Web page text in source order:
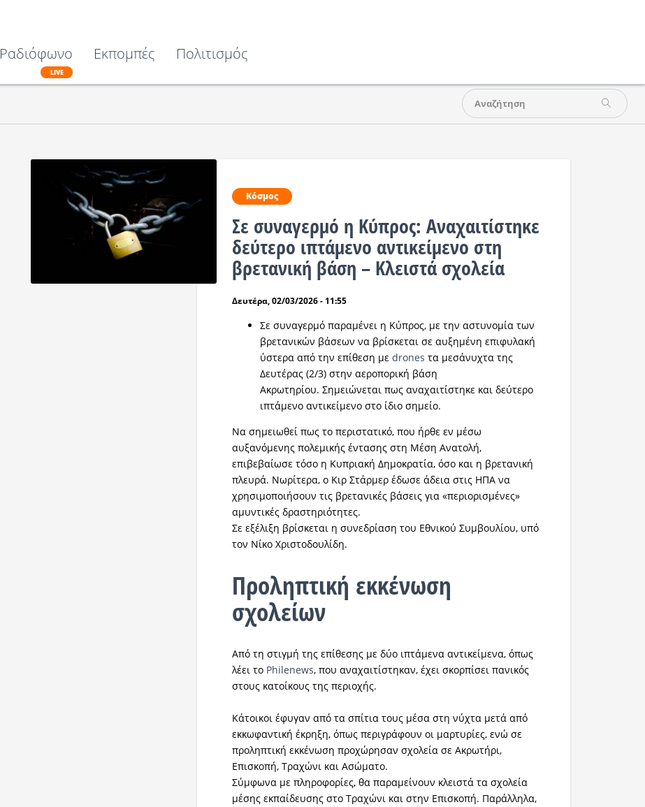
Ραδιόφωνο
LIVE
Εκπομπές Πολιτισμός
Κόσμος
Σε συναγερμό η Κύπρος: Αναχαιτίστηκε
δεύτερο ιπτάμενο αντικείμενο στη
βρετανική βάση – Κλειστά σχολεία
Δευτέρα, 02/03/2026 - 11:55
Σε συναγερμό παραμένει η Κύπρος, με την αστυνομία των
βρετανικών βάσεων να βρίσκεται σε αυξημένη επιφυλακή
ύστερα από την επίθεση μεdronesτα μεσάνυχτα της
Δευτέρας (2/3) στην αεροπορική βάση
Ακρωτηρίου. Σημειώνεται πως αναχαιτίστηκε και δεύτερο
ιπτάμενο αντικείμενο στο ίδιο σημείο.
Να σημειωθεί πως το περιστατικό, που ήρθε εν μέσω
αυξανόμενης πολεμικής έντασης στη Μέση Ανατολή,
επιβεβαίωσε τόσο η Κυπριακή Δημοκρατία, όσο και η βρετανική
πλευρά. Νωρίτερα, ο Κιρ Στάρμερ έδωσε άδεια στις ΗΠΑ να
χρησιμοποιήσουν τις βρετανικές βάσεις για «περιορισμένες»
αμυντικές δραστηριότητες.
Σε εξέλιξη βρίσκεται η συνεδρίαση του Εθνικού Συμβουλίου, υπό
τον Νίκο Χριστοδουλίδη.
Προληπτική εκκένωση
σχολείων
Από τη στιγμή της επίθεσης με δύο ιπτάμενα αντικείμενα, όπως
λέει το Philenews, που αναχαιτίστηκαν, έχει σκορπίσει πανικός
στους κατοίκους της περιοχής.
Κάτοικοι έφυγαν από τα σπίτια τους μέσα στη νύχτα μετά από
εκκωφαντική έκρηξη, όπως περιγράφουν οι μαρτυρίες, ενώ σε
προληπτική εκκένωση προχώρησαν σχολεία σε Ακρωτήρι,
Επισκοπή, Τραχώνι και Ασώματο.
Σύμφωνα με πληροφορίες, θα παραμείνουν κλειστά τα σχολεία
μέσης εκπαίδευσης στο Τραχώνι και στην Επισκοπή. Παράλληλα,